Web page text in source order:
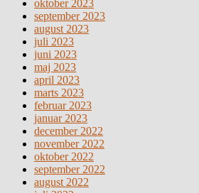
oktober 2023
september 2023
august 2023
juli 2023
juni 2023
maj 2023
april 2023
marts 2023
februar 2023
januar 2023
december 2022
november 2022
oktober 2022
september 2022
august 2022